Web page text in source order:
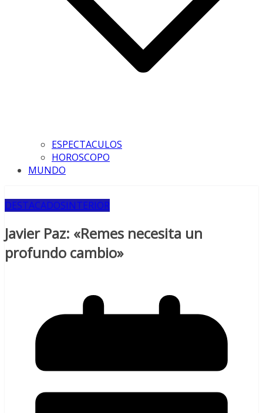
ESPECTACULOS
HOROSCOPO
MUNDO
DESTACADOSINTERIOR
Javier Paz: «Remes necesita un
profundo cambio»